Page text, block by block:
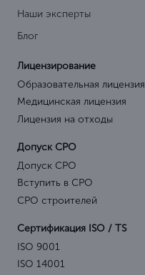
Наши эксперты
Блог
Лицензирование
Образовательная лицензия
Медицинская лицензия
Лицензия на отходы
Допуск СРО
Допуск СРО
Вступить в СРО
СРО строителей
Сертификация ISO / TS
ISO 9001
ISO 14001